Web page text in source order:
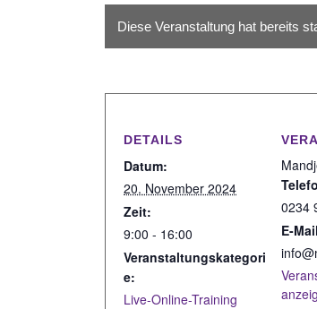
Diese Veranstaltung hat bereits
DETAILS
Datum:
20. November 2024
Zeit:
9:00 - 16:00
Veranstaltungskategori
e:
Live-Online-Training
0234
E-Mail